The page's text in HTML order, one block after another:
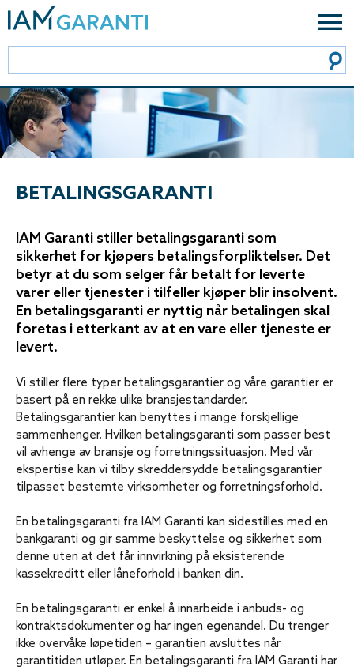
BETALINGS­GARANTI
IAM Garanti stiller betalingsgaranti som
sikkerhet for kjøpers betalingsforpliktelser. Det
betyr at du som selger får betalt for leverte
varer eller tjenester i tilfeller kjøper blir insolvent.
En betalingsgaranti er nyttig når betalingen skal
foretas i etterkant av at en vare eller tjeneste er
levert.
Vi stiller flere typer betalingsgarantier og våre garantier er
basert på en rekke ulike bransjestandarder.
Betalingsgarantier kan benyttes i mange forskjellige
sammenhenger. Hvilken betalingsgaranti som passer best
vil avhenge av bransje og forretningssituasjon. Med vår
ekspertise kan vi tilby skreddersydde betalingsgarantier
tilpasset bestemte virksomheter og forretningsforhold.
En betalingsgaranti fra IAM Garanti kan sidestilles med en
bankgaranti og gir samme beskyttelse og sikkerhet som
denne uten at det får innvirkning på eksisterende
kassekreditt eller låneforhold i banken din.
En betalingsgaranti er enkel å innarbeide i anbuds- og
kontraktsdokumenter og har ingen egenandel. Du trenger
ikke overvåke løpetiden – garantien avsluttes når
garantitiden utløper. En betalingsgaranti fra IAM Garanti har